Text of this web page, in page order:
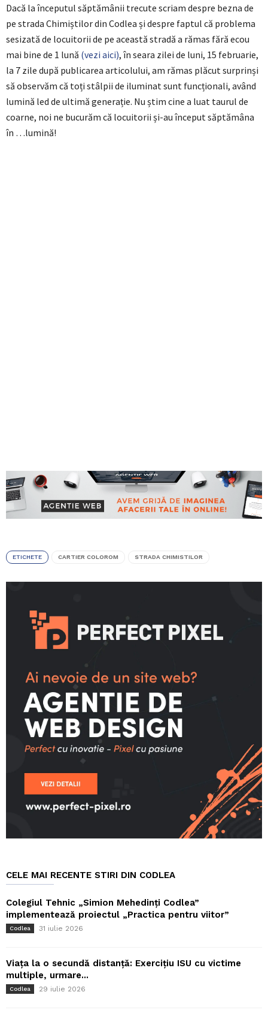
Dacă la începutul săptămânii trecute scriam despre bezna de
pe strada Chimiștilor din Codlea și despre faptul că problema
sesizată de locuitorii de pe această stradă a rămas fără ecou
mai bine de 1 lună (vezi aici), în seara zilei de luni, 15 februarie,
la 7 zile după publicarea articolului, am rămas plăcut surprinși
să observăm că toți stâlpii de iluminat sunt funcționali, având
lumină led de ultimă generație. Nu știm cine a luat taurul de
coarne, noi ne bucurăm că locuitorii și-au început săptămâna
în …lumină!
ETICHETE CARTIER COLOROM STRADA CHIMISTILOR
CELE MAI RECENTE STIRI DIN CODLEA
Colegiul Tehnic „Simion Mehedinți Codlea”
implementează proiectul „Practica pentru viitor”
Codlea 31 iulie 2026
Viața la o secundă distanță: Exercițiu ISU cu victime
multiple, urmare...
Codlea 29 iulie 2026